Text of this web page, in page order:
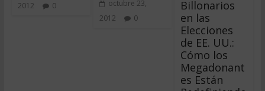
2012
0
octubre 23,
2012
0
Billonarios
en las
Elecciones
de EE. UU.:
Cómo los
Megadonant
es Están